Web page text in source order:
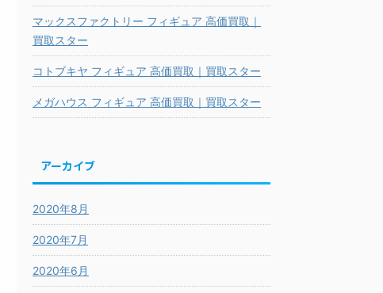
マックスファクトリー フィギュア 高価買取｜
買取スター
コトブキヤ フィギュア 高価買取｜買取スター
メガハウス フィギュア 高価買取｜買取スター
アーカイブ
2020年8月
2020年7月
2020年6月